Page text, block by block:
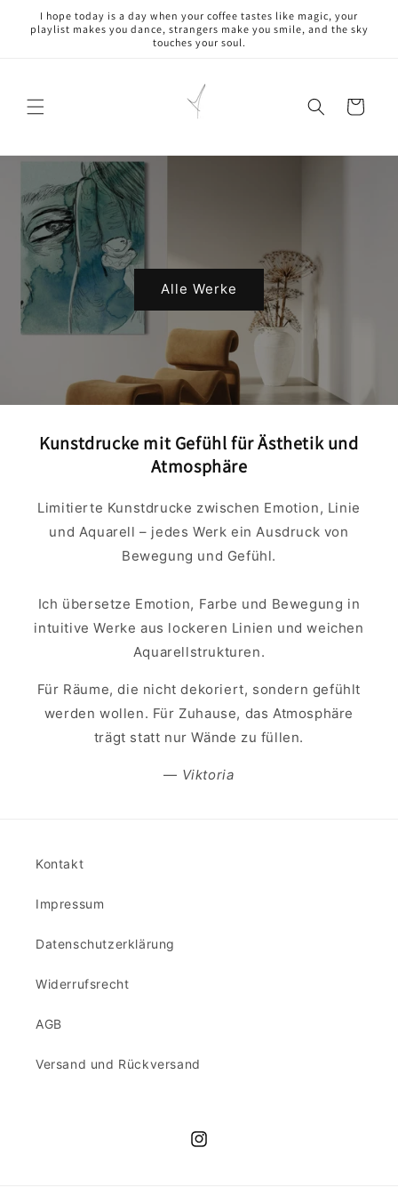
zum
Inhalt
I hope today is a day when your coffee tastes like magic, your
playlist makes you dance, strangers make you smile, and the sky
touches your soul.
Warenkorb
Alle Werke
Kunstdrucke mit Gefühl für Ästhetik und
Atmosphäre
Limitierte Kunstdrucke zwischen Emotion, Linie
und Aquarell – jedes Werk ein Ausdruck von
Bewegung und Gefühl.
Ich übersetze Emotion, Farbe und Bewegung in
intuitive Werke aus lockeren Linien und weichen
Aquarellstrukturen.
Für Räume, die nicht dekoriert, sondern gefühlt
werden wollen. Für Zuhause, das Atmosphäre
trägt statt nur Wände zu füllen.
— Viktoria
Kontakt
Impressum
Datenschutzerklärung
Widerrufsrecht
AGB
Versand und Rückversand
Instagram